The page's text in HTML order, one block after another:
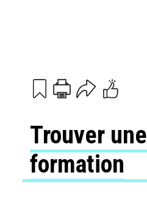
PrintEmail
Trouver une
formation